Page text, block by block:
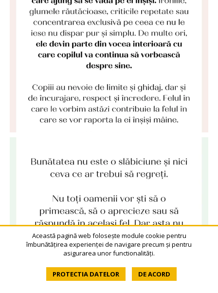
Această pagină web folosește module cookie pentru
îmbunătățirea experienței de navigare precum și pentru
asigurarea unor functionalități.
PROTECTIA DATELOR DE ACORD